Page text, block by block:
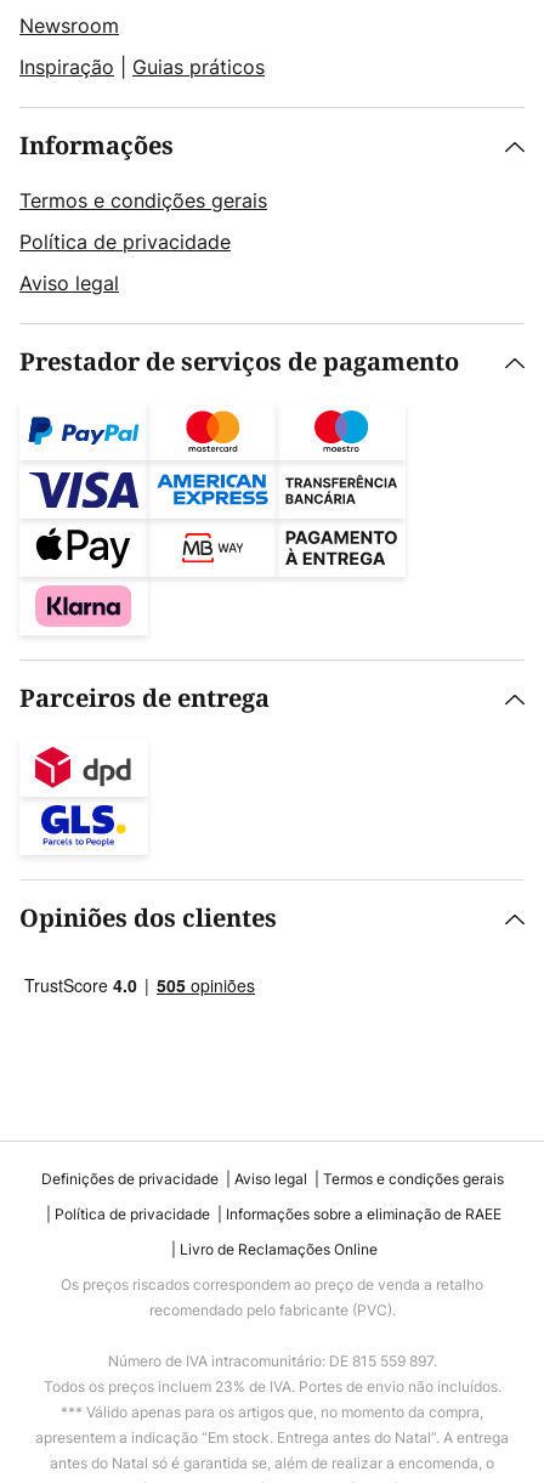
Newsroom
Inspiração
Guias práticos
Informações
Termos e condições gerais
Política de privacidade
Aviso legal
Prestador de serviços de pagamento
Parceiros de entrega
Opiniões dos clientes
Definições de privacidade Aviso legal
Termos e condições gerais
Política de privacidade
Informações sobre a eliminação de RAEE
Livro de Reclamações Online
Os preços riscados correspondem ao preço de venda a retalho
recomendado pelo fabricante (PVC).
Número de IVA intracomunitário: DE 815 559 897.
Todos os preços incluem 23% de IVA. Portes de envio não incluídos.
*** Válido apenas para os artigos que, no momento da compra,
apresentem a indicação “Em stock. Entrega antes do Natal”. A entrega
antes do Natal só é garantida se, além de realizar a encomenda, o